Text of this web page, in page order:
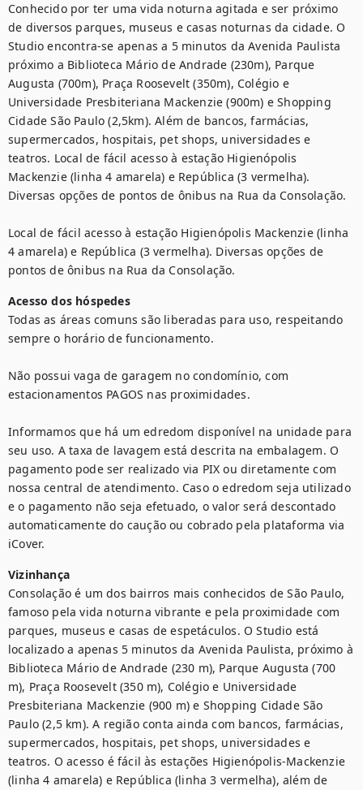
Conhecido por ter uma vida noturna agitada e ser próximo
de diversos parques, museus e casas noturnas da cidade. O
Studio encontra-se apenas a 5 minutos da Avenida Paulista
próximo a Biblioteca Mário de Andrade (230m), Parque
Augusta (700m), Praça Roosevelt (350m), Colégio e
Universidade Presbiteriana Mackenzie (900m) e Shopping
Cidade São Paulo (2,5km). Além de bancos, farmácias,
supermercados, hospitais, pet shops, universidades e
teatros. Local de fácil acesso à estação Higienópolis
Mackenzie (linha 4 amarela) e República (3 vermelha).
Diversas opções de pontos de ônibus na Rua da Consolação.
Local de fácil acesso à estação Higienópolis Mackenzie (linha
4 amarela) e República (3 vermelha). Diversas opções de
pontos de ônibus na Rua da Consolação.
Acesso dos hóspedes
Todas as áreas comuns são liberadas para uso, respeitando
sempre o horário de funcionamento.
Não possui vaga de garagem no condomínio, com
estacionamentos PAGOS nas proximidades.
Informamos que há um edredom disponível na unidade para
seu uso. A taxa de lavagem está descrita na embalagem. O
pagamento pode ser realizado via PIX ou diretamente com
nossa central de atendimento. Caso o edredom seja utilizado
e o pagamento não seja efetuado, o valor será descontado
automaticamente do caução ou cobrado pela plataforma via
iCover.
Vizinhança
Consolação é um dos bairros mais conhecidos de São Paulo,
famoso pela vida noturna vibrante e pela proximidade com
parques, museus e casas de espetáculos. O Studio está
localizado a apenas 5 minutos da Avenida Paulista, próximo à
Biblioteca Mário de Andrade (230 m), Parque Augusta (700
m), Praça Roosevelt (350 m), Colégio e Universidade
Presbiteriana Mackenzie (900 m) e Shopping Cidade São
Paulo (2,5 km). A região conta ainda com bancos, farmácias,
supermercados, hospitais, pet shops, universidades e
teatros. O acesso é fácil às estações Higienópolis-Mackenzie
(linha 4 amarela) e República (linha 3 vermelha), além de